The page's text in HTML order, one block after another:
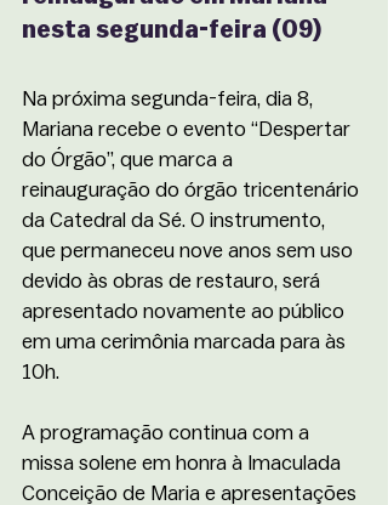
nesta segunda-feira (09)
Na próxima segunda-feira, dia 8,
Mariana recebe o evento “Despertar
do Órgão”, que marca a
reinauguração do órgão tricentenário
da Catedral da Sé. O instrumento,
que permaneceu nove anos sem uso
devido às obras de restauro, será
apresentado novamente ao público
em uma cerimônia marcada para às
10h.
A programação continua com a
missa solene em honra à Imaculada
Conceição de Maria e apresentações